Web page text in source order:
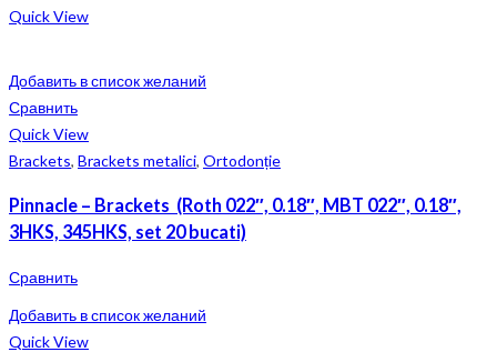
Quick View
Добавить в список желаний
Сравнить
Quick View
Brackets, Brackets metalici, Ortodonție
Pinnacle – Brackets (Roth 022″, 0.18″, MBT 022″, 0.18″,
3HKS, 345HKS, set 20 bucati)
Сравнить
Добавить в список желаний
Quick View